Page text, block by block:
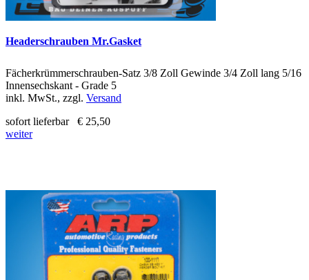
Headerschrauben Mr.Gasket
Fächerkrümmerschrauben-Satz 3/8 Zoll Gewinde 3/4 Zoll lang 5/16
Innensechskant - Grade 5
inkl. MwSt., zzgl. Versand
sofort lieferbar
€ 25,50
weiter